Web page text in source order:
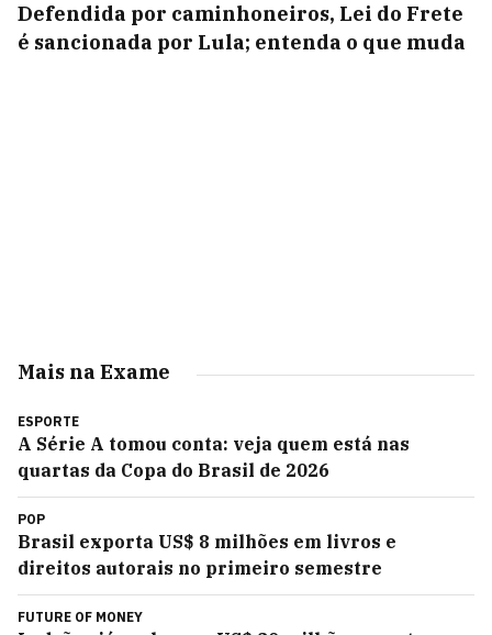
Defendida por caminhoneiros, Lei do Frete
é sancionada por Lula; entenda o que muda
Mais na Exame
ESPORTE
A Série A tomou conta: veja quem está nas
quartas da Copa do Brasil de 2026
POP
Brasil exporta US$ 8 milhões em livros e
direitos autorais no primeiro semestre
FUTURE OF MONEY